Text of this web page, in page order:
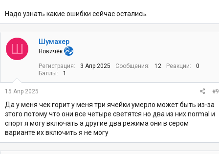
Надо узнать какие ошибки сейчас остались.
Ш Шумахер
Новичёк
Регистрация 3 Апр 2025 Сообщения 12 Реакции
0
Баллы
1
15 Апр 2025 #9
Да у меня чек горит у меня три ячейки умерло может быть из-за
этого потому что они все четыре светятся но два из них normal и
спорт я могу включать а другие два режима они в сером
варианте их включить я не могу